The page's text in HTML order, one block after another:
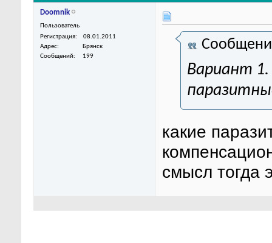
Doomnik
Пользователь
Регистрация
08.01.2011
Адрес
Брянск
Сообщений
199
Вариант
какие
смысл тогда